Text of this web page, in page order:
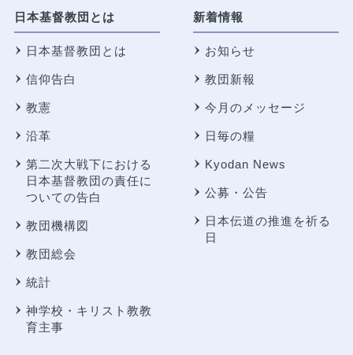
日本基督教団とは
日本基督教団とは
信仰告白
教憲
沿革
第二次大戦下における
日本基督教団の責任に
ついての告白
教団機構図
教団総会
統計
神学校・キリスト教教
育主事
新着情報
お知らせ
教団新報
今月のメッセージ
日毎の糧
Kyodan News
公募・公告
日本伝道の推進を祈る
日